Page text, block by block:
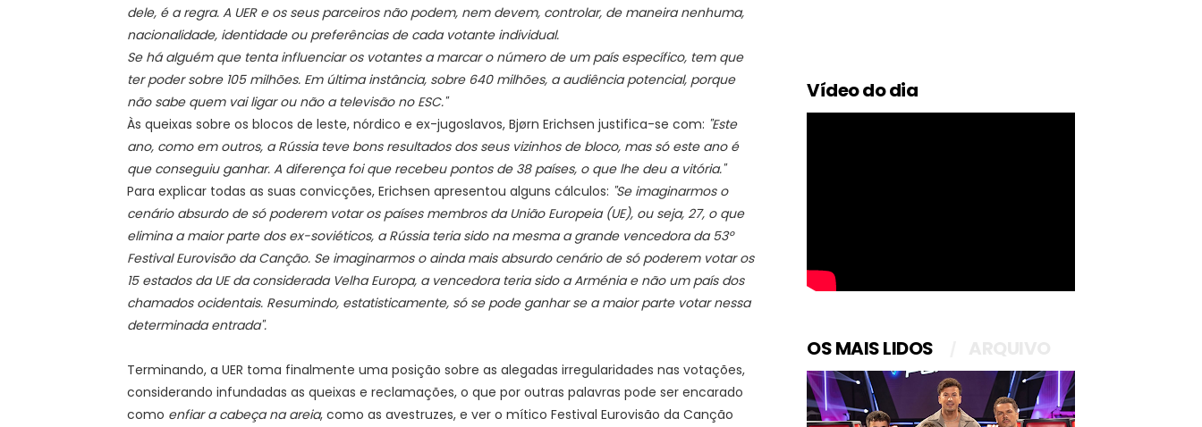
dele, é a regra. A UER e os seus parceiros não podem, nem devem, controlar, de maneira nenhuma,
nacionalidade, identidade ou preferências de cada votante individual.
Se há alguém que tenta influenciar os votantes a marcar o número de um país específico, tem que
ter poder sobre 105 milhões. Em última instância, sobre 640 milhões, a audiência potencial, porque
não sabe quem vai ligar ou não a televisão no ESC."
Às queixas sobre os blocos de leste, nórdico e ex-jugoslavos, Bjørn Erichsen justifica-se com: "Este
ano, como em outros, a Rússia teve bons resultados dos seus vizinhos de bloco, mas só este ano é
que conseguiu ganhar. A diferença foi que recebeu pontos de 38 países, o que lhe deu a vitória."
Para explicar todas as suas convicções, Erichsen apresentou alguns cálculos: "Se imaginarmos o
cenário absurdo de só poderem votar os países membros da União Europeia (UE), ou seja, 27, o que
elimina a maior parte dos ex-soviéticos, a Rússia teria sido na mesma a grande vencedora da 53º
Festival Eurovisão da Canção. Se imaginarmos o ainda mais absurdo cenário de só poderem votar os
15 estados da UE da considerada Velha Europa, a vencedora teria sido a Arménia e não um país dos
chamados ocidentais. Resumindo, estatisticamente, só se pode ganhar se a maior parte votar nessa
determinada entrada".
Terminando, a UER toma finalmente uma posição sobre as alegadas irregularidades nas votações,
considerando infundadas as queixas e reclamações, o que por outras palavras pode ser encarado
como enfiar a cabeça na areia, como as avestruzes, e ver o mítico Festival Eurovisão da Canção
Vídeo do dia
OS MAIS LIDOS